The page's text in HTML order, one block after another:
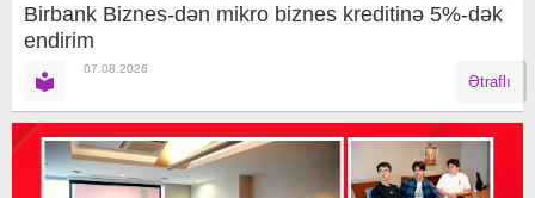
Birbank Biznes-dən mikro biznes kreditinə 5%-dək
endirim
07.08.2026
Ətraflı